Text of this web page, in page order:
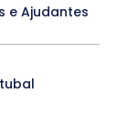
e Ajudantes